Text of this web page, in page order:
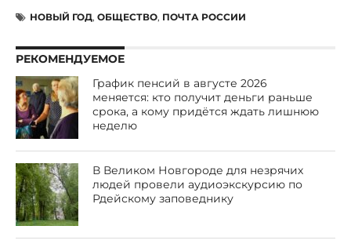
НОВЫЙ ГОД, ОБЩЕСТВО, ПОЧТА РОССИИ
РЕКОМЕНДУЕМОЕ
График пенсий в августе 2026
меняется: кто получит деньги раньше
срока, а кому придётся ждать лишнюю
неделю
В Великом Новгороде для незрячих
людей провели аудиоэкскурсию по
Рдейскому заповеднику